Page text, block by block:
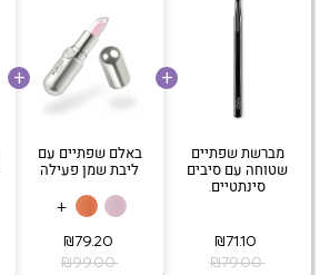
מברשת שפתיים
שטוחה עם סיבים
סינתטיים.
‏ ₪79.00
באלם שפתיים עם
ליבת שמן פעילה
+
‏ ₪99.00